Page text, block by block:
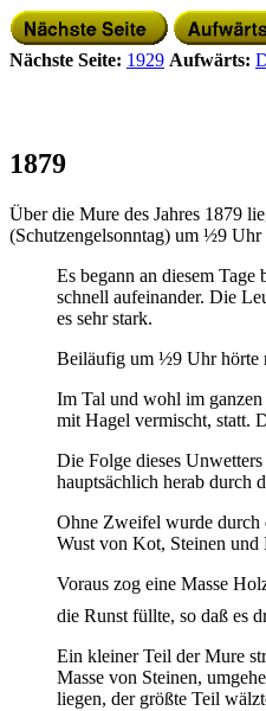
Nächste Seite: 1929 Aufwärts:
1879
Über die Mure des Jahres 1879
(Schutzengelsonntag) um ½9 Uhr
Es begann an diesem
schnell aufeinander. Die
es sehr stark.
Beiläufig um ½9 Uhr hörte
Im Tal und wohl im
mit Hagel vermischt, statt.
Die Folge dieses
hauptsächlich herab durch
Ohne Zweifel wurde durch
Wust von Kot, Steinen und
Voraus zog eine Masse
die Runst füllte, so daß es
Ein kleiner Teil der Mure
Masse von Steinen,
liegen, der größte Teil